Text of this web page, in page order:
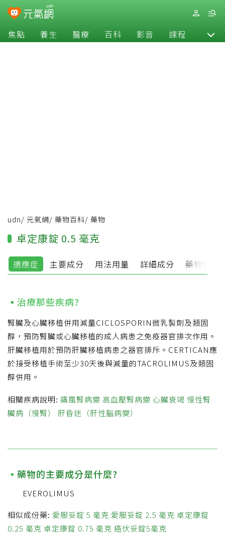
焦點 養生 醫療 百科 影音 課程 退休
udn/ 元氣網/ 藥物百科/ 藥物
卓定康錠 0.5 毫克
適應症 主要成分 用法用量 詳細成分 藥物外觀
治療那些疾病?
腎臟及心臟移植併用減量CICLOSPORIN微乳製劑及類固
醇，預防腎臟或心臟移植的成人病患之免疫器官排次作用。
肝臟移植用於預防肝臟移植病患之器官排斥。CERTICAN應
於接受移植手術至少30天後與減量的TACROLIMUS及類固
醇併用。
相關疾病說明: 痛風腎病變 高血壓腎病變 心臟衰竭 慢性腎
臟病（慢腎）
肝昏迷（肝性腦病變）
藥物的主要成分是什麼?
EVEROLIMUS
相似成份藥: 愛服妥錠 5 毫克 愛服妥錠 2.5 毫克 卓定康錠
0.25 毫克 卓定康錠 0.75 毫克 癌伏妥錠5毫克